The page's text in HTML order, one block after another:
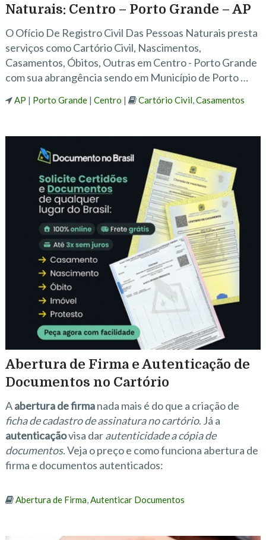
Naturais: Centro – Porto Grande – AP
O Ofício De Registro Civil Das Pessoas Naturais presta
serviços como Cartório Civil, Nascimentos,
Casamentos, Óbitos, Outras em Centro - Porto Grande
com sua abrangência sendo em Município de Porto …
AP | Porto Grande| Centro | Cartório Civil,Casamentos
Abertura de Firma e Autenticação de
Documentos no Cartório
Aabertura de firmanada mais é do que a criação de
ficha de cadastro de assinatura no cartório. Já a
autenticaçãovisa darautenticidade a cópia de
documentos. Veja o preço e como funciona abertura de
firma e documentos autenticados:
Abertura de Firma,Autenticar Documentos